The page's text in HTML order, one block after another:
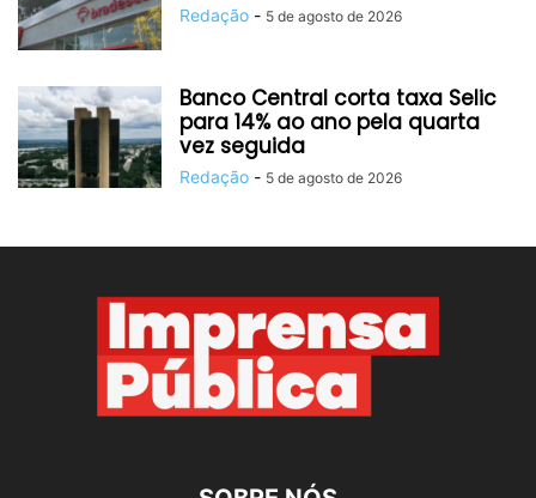
Redação - 5 de agosto de 2026
Banco Central corta taxa Selic
para 14% ao ano pela quarta
vez seguida
Redação - 5 de agosto de 2026